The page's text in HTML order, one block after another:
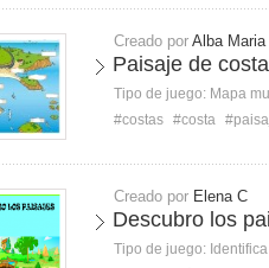
Creado por Alba Maria
Paisaje de costa
Tipo de juego: Mapa
#costas #costa
Creado por Elena C
Descubro los
Tipo de juego: